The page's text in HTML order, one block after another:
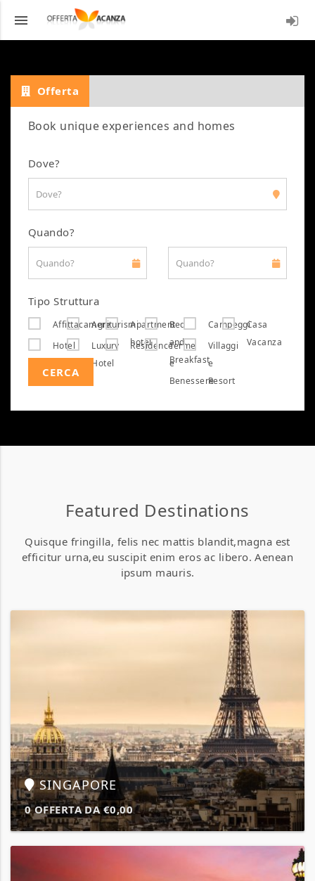
menu
Offerta
Book unique experiences and homes
Dove?
Quando?
Tipo Struttura
AffittacamereAgriturismiApartment
hotel
Bed
and
Breakfast
CampeggiCasa
Vacanza
Hotel
Luxury
Hotel
ResidenceTerme
e
Benessere
Villaggi
e
Resort
CERCA
Featured Destinations
Quisque fringilla, felis nec mattis blandit,magna est
efficitur urna,eu suscipit enim eros ac libero. Aenean
ipsum mauris.
SINGAPORE
0 OFFERTA DA €0,00